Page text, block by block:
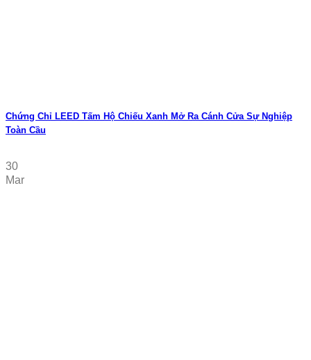
Chứng Chỉ LEED Tấm Hộ Chiếu Xanh Mở Ra Cánh Cửa Sự Nghiệp
Toàn Cầu
30
Mar